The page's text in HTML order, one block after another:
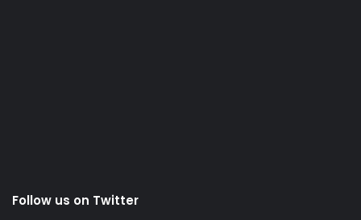
Follow us on Twitter